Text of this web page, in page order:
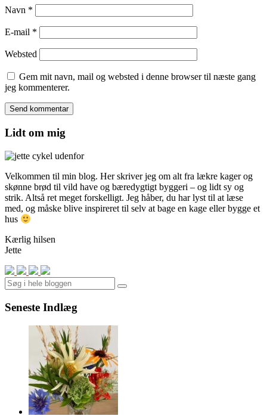
Navn *
E-mail *
Websted
Gem mit navn, mail og websted i denne browser til næste gang
jeg kommenterer.
Lidt om mig
Velkommen til min blog. Her skriver jeg om alt fra lækre kager og
skønne brød til vild have og bæredygtigt byggeri – og lidt sy og
strik. Altså ret meget forskelligt. Jeg håber, du har lyst til at læse
med, og måske blive inspireret til selv at bage en kage eller bygge et
hus
Kærlig hilsen
Jette
Search
Seneste Indlæg